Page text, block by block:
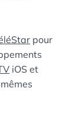
pour
iOS et